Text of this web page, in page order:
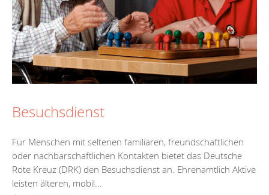
Besuchsdienst
Für Menschen mit seltenen familiären, freundschaftlichen
oder nachbarschaftlichen Kontakten bietet das Deutsche
Rote Kreuz (DRK) den Besuchsdienst an. Ehrenamtlich Aktive
leisten älteren, mobil...